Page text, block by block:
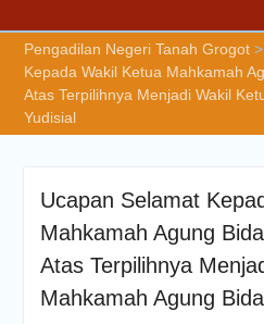
Briefin
Senin, 3
Pengadilan Negeri Tanah Grogot>
Kepada Wakil Ketua Mahkamah
Atas Terpilihnya Menjadi Wakil
Yudisial
Ucapan Selamat
Mahkamah Agung
Atas Terpilihnya
Mahkamah Agung